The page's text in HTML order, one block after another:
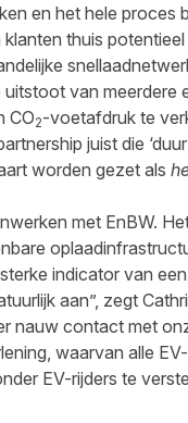
en het hele proces
thuis
van meerdere
CO2-voetafdruk te
juist die
worden gezet als
met EnBW.
indicator van
aan”, zegt
nauw contact met
waarvan alle
EV-rijders te